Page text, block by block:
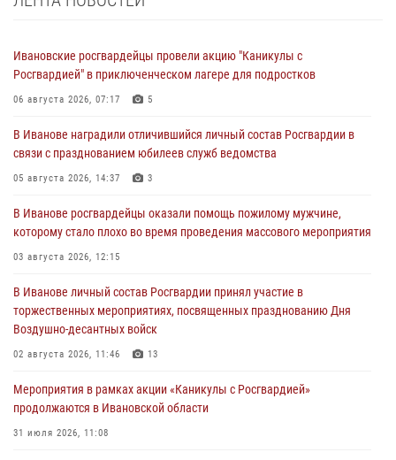
Ивановские росгвардейцы провели акцию "Каникулы с
Росгвардией" в приключенческом лагере для подростков
06 августа 2026, 07:17 5
В Иванове наградили отличившийся личный состав Росгвардии в
связи с празднованием юбилеев служб ведомства
05 августа 2026, 14:37 3
В Иванове росгвардейцы оказали помощь пожилому мужчине,
которому стало плохо во время проведения массового мероприятия
03 августа 2026, 12:15
В Иванове личный состав Росгвардии принял участие в
торжественных мероприятиях, посвященных празднованию Дня
Воздушно-десантных войск
02 августа 2026, 11:46 13
Мероприятия в рамках акции «Каникулы с Росгвардией»
продолжаются в Ивановской области
31 июля 2026, 11:08